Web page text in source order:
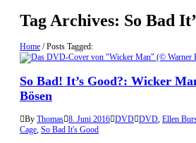
Tag Archives: So Bad
Home /Posts Tagged:
So Bad! It’s Good?: Wicker
Bösen
By Thomas 8. Juni 2016 DVD DVD, Ellen
Cage, So Bad It's Good